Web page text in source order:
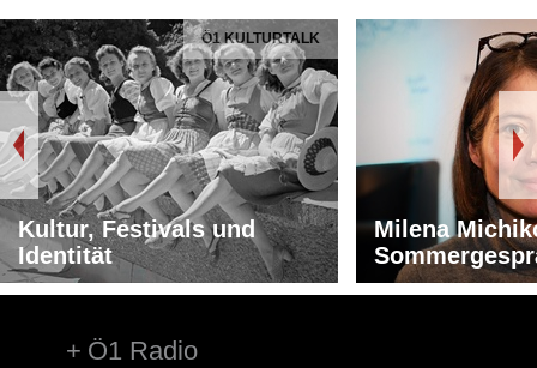
Ö1 KULTURTALK
Kultur, Festivals und
Identität
Milena
Ö1 Radio